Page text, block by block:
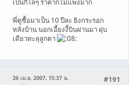
เป็นกิโลๆ ราคาก็ไม่แพงมาก
พี่ตูซื้อมาเป็น 10 ปีละ ยิงกระรอก
หลังบ้าน นอกเอี้ยงงี้บินผ่านมา ฝุบ
เดียวทะลุลูกตา
#191
26 เม.ย. 2007, 15:37 น.